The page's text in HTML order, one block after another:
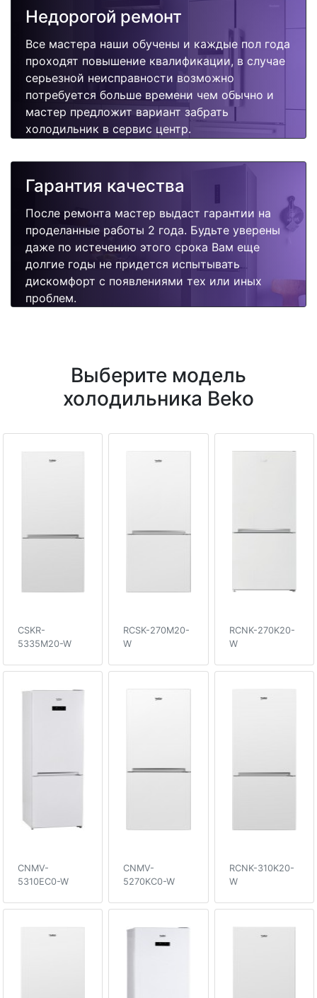
Недорогой ремонт
Все мастера наши обучены и каждые пол года
проходят повышение квалификации, в случае
серьезной неисправности возможно
потребуется больше времени чем обычно и
мастер предложит вариант забрать
холодильник в сервис центр.
Гарантия качества
После ремонта мастер выдаст гарантии на
проделанные работы 2 года. Будьте уверены
даже по истечению этого срока Вам еще
долгие годы не придется испытывать
дискомфорт с появлениями тех или иных
проблем.
Выберите модель
холодильника Beko
CSKR-
5335M20-W
RCSK-270M20-
W
RCNK-270K20-
W
CNMV-
5310EC0-W
CNMV-
5270KC0-W
RCNK-310K20-
W